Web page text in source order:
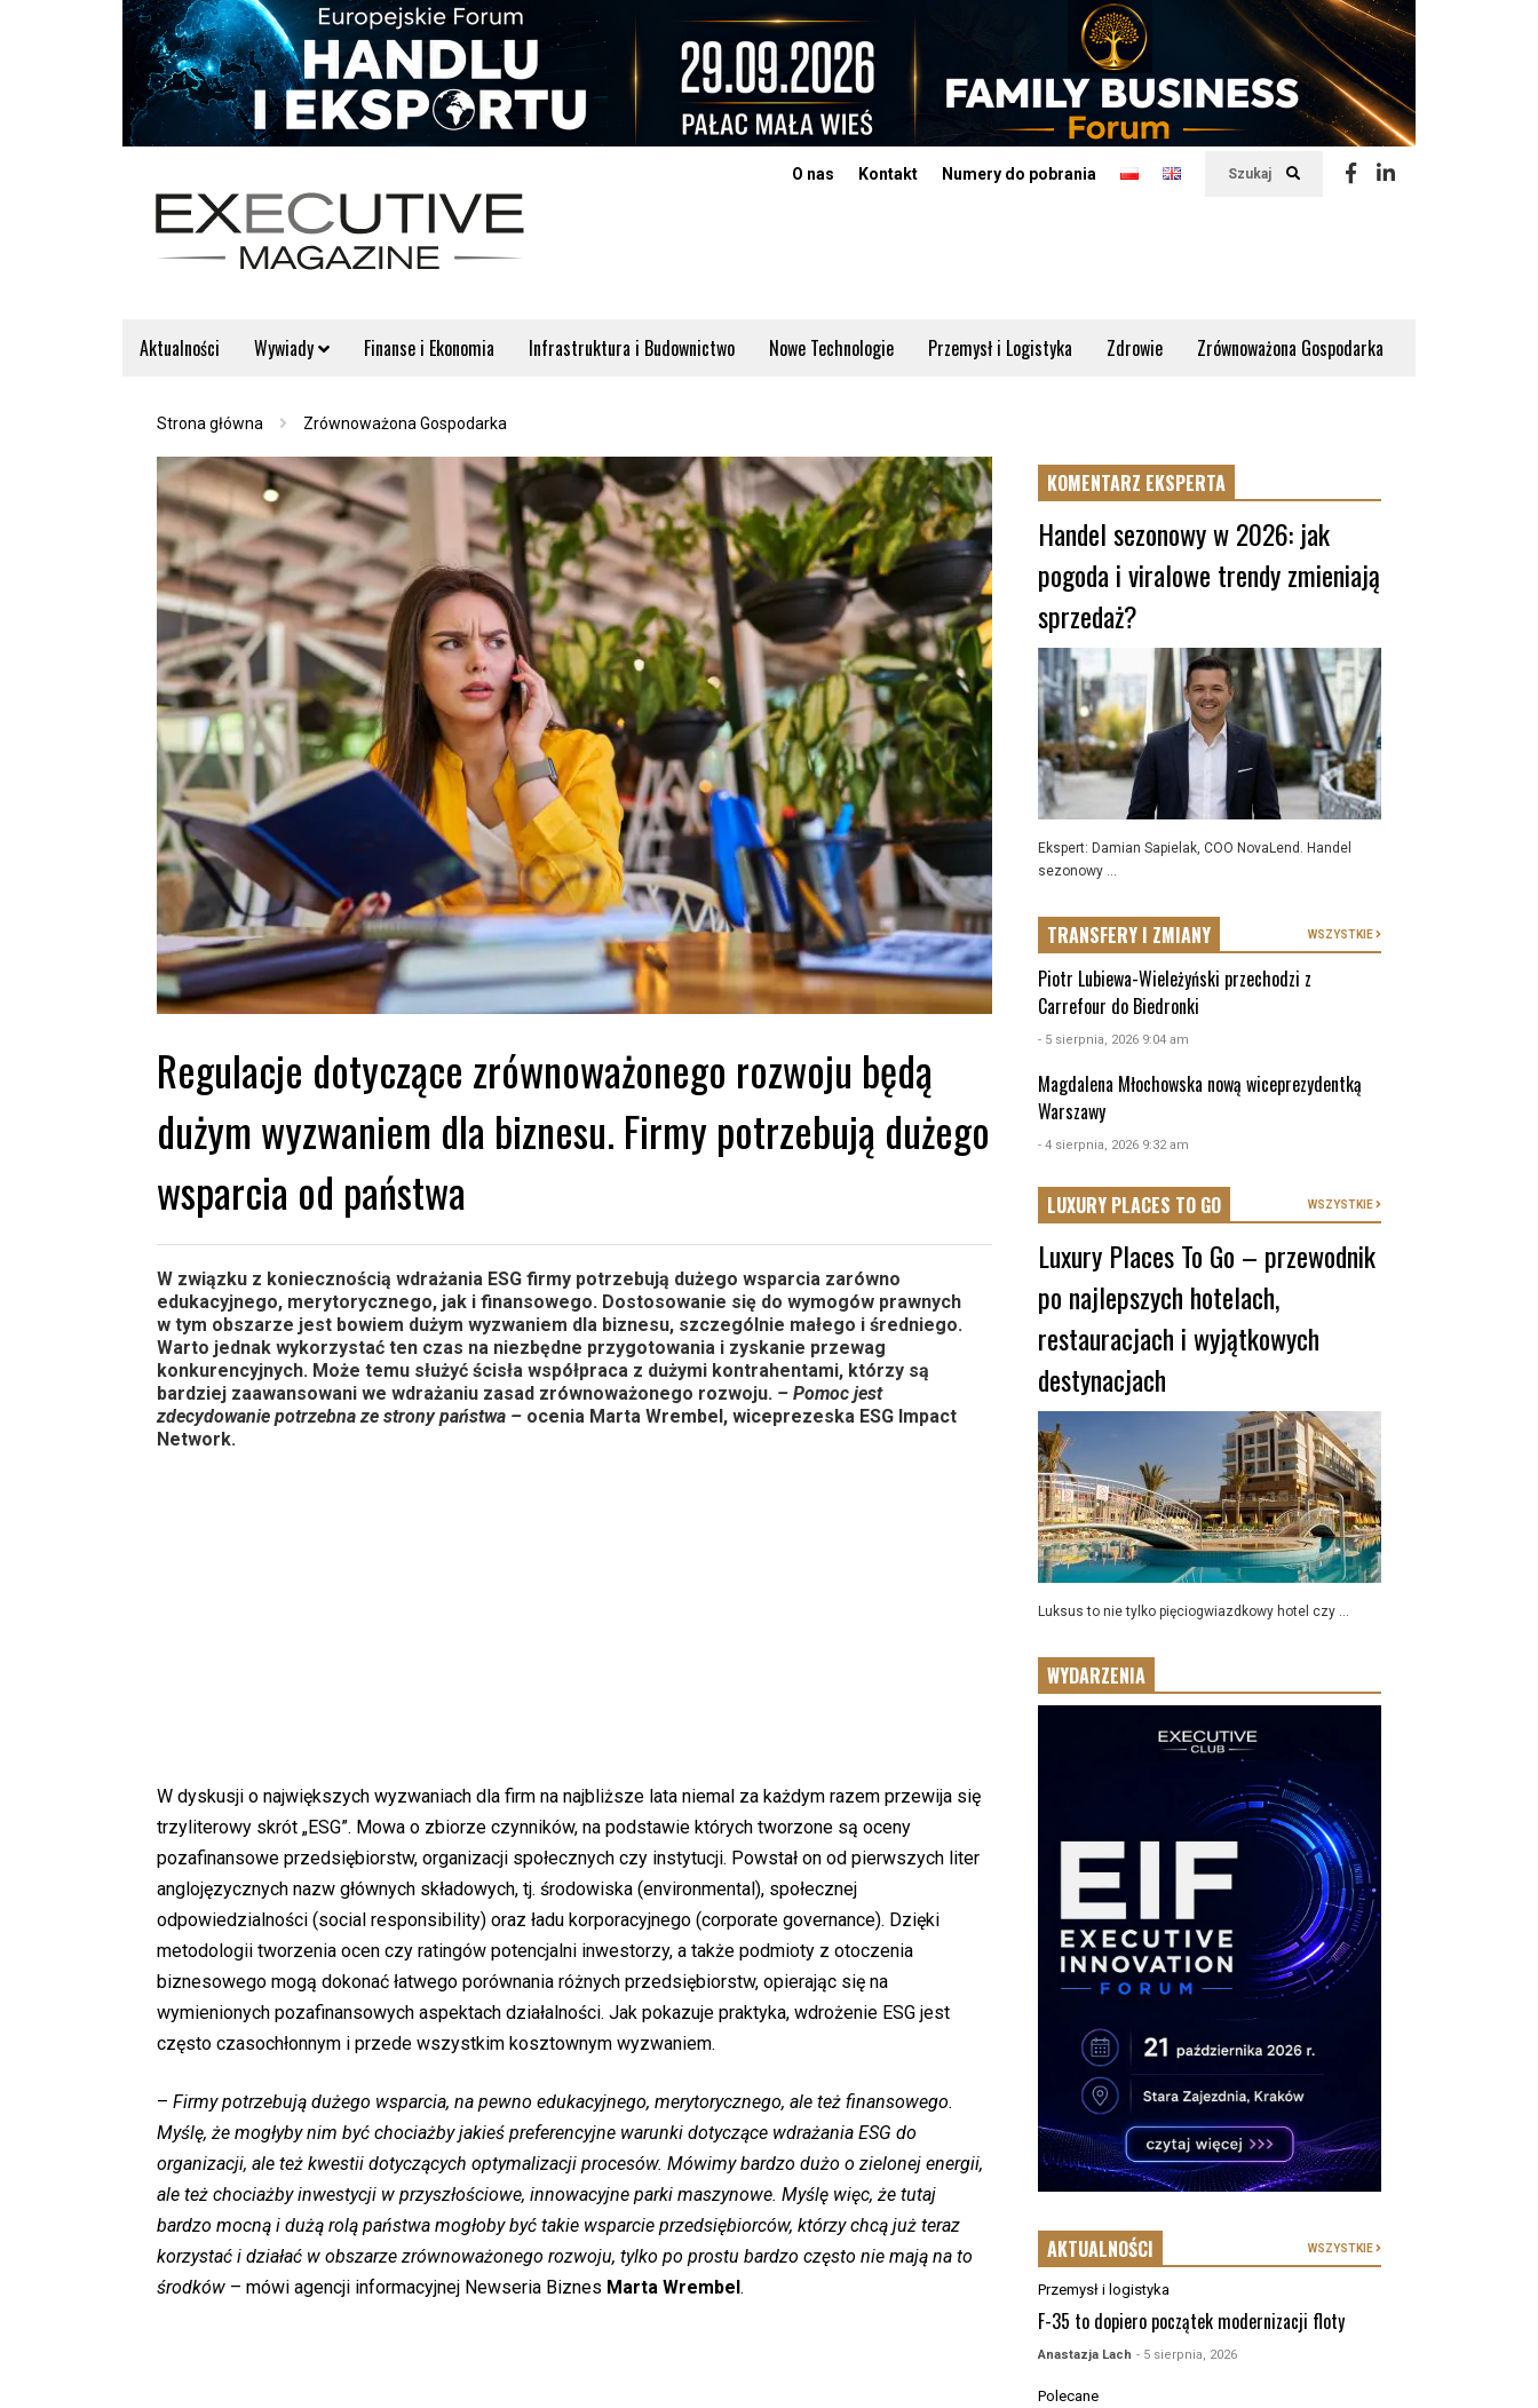
Szukaj
O nas Kontakt Numery do pobrania
Aktualności Wywiady Finanse i Ekonomia Infrastruktura i Budownictwo Nowe Technologie Przemysł i Logistyka Zdrowie Zrównoważona Gospodarka
Strona główna Zrównoważona Gospodarka
Regulacje dotyczące zrównoważonego rozwoju będą
dużym wyzwaniem dla biznesu. Firmy potrzebują dużego
wsparcia od państwa
W związku z koniecznością wdrażania ESG firmy potrzebują dużego wsparcia zarówno
edukacyjnego, merytorycznego, jak i finansowego. Dostosowanie się do wymogów prawnych
w tym obszarze jest bowiem dużym wyzwaniem dla biznesu, szczególnie małego i średniego.
Warto jednak wykorzystać ten czas na niezbędne przygotowania i zyskanie przewag
konkurencyjnych. Może temu służyć ścisła współpraca z dużymi kontrahentami, którzy są
bardziej zaawansowani we wdrażaniu zasad zrównoważonego rozwoju. – Pomoc jest
zdecydowanie potrzebna ze strony państwa – ocenia Marta Wrembel, wiceprezeska ESG Impact
Network.
W dyskusji o największych wyzwaniach dla firm na najbliższe lata niemal za każdym razem przewija się
trzyliterowy skrót „ESG”. Mowa o zbiorze czynników, na podstawie których tworzone są oceny
pozafinansowe przedsiębiorstw, organizacji społecznych czy instytucji. Powstał on od pierwszych liter
anglojęzycznych nazw głównych składowych, tj. środowiska (environmental), społecznej
odpowiedzialności (social responsibility) oraz ładu korporacyjnego (corporate governance). Dzięki
metodologii tworzenia ocen czy ratingów potencjalni inwestorzy, a także podmioty z otoczenia
biznesowego mogą dokonać łatwego porównania różnych przedsiębiorstw, opierając się na
wymienionych pozafinansowych aspektach działalności. Jak pokazuje praktyka, wdrożenie ESG jest
często czasochłonnym i przede wszystkim kosztownym wyzwaniem.
– Firmy potrzebują dużego wsparcia, na pewno edukacyjnego, merytorycznego, ale też finansowego.
Myślę, że mogłyby nim być chociażby jakieś preferencyjne warunki dotyczące wdrażania ESG do
organizacji, ale też kwestii dotyczących optymalizacji procesów. Mówimy bardzo dużo o zielonej energii,
ale też chociażby inwestycji w przyszłościowe, innowacyjne parki maszynowe. Myślę więc, że tutaj
bardzo mocną i dużą rolą państwa mogłoby być takie wsparcie przedsiębiorców, którzy chcą już teraz
korzystać i działać w obszarze zrównoważonego rozwoju, tylko po prostu bardzo często nie mają na to
środków – mówi agencji informacyjnej Newseria Biznes Marta Wrembel .
KOMENTARZ EKSPERTA
Handel sezonowy w 2026: jak
pogoda i viralowe trendy zmieniają
sprzedaż?
Ekspert: Damian Sapielak, COO NovaLend. Handel
sezonowy ...
TRANSFERY I ZMIANY WSZYSTKIE
Piotr Lubiewa-Wieleżyński przechodzi z
Carrefour do Biedronki
- 5 sierpnia, 2026 9:04 am
Magdalena Młochowska nową wiceprezydentką
Warszawy
- 4 sierpnia, 2026 9:32 am
LUXURY PLACES TO GO WSZYSTKIE
Luxury Places To Go – przewodnik
po najlepszych hotelach,
restauracjach i wyjątkowych
destynacjach
Luksus to nie tylko pięciogwiazdkowy hotel czy ...
WYDARZENIA
AKTUALNOŚCI WSZYSTKIE
Przemysł i logistyka
F-35 to dopiero początek modernizacji floty
Anastazja Lach - 5 sierpnia, 2026
Polecane